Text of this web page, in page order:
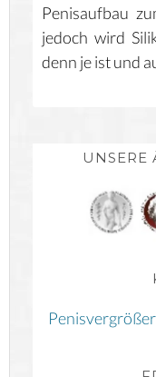
Penisaufbau
jedoch wird
denn je ist und
UNSERE